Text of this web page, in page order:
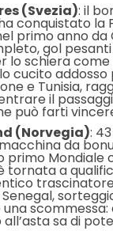
(Svezia): il
conquistato
primo anno da
gol
lo schiera
cucito
e Tunisia,
il
può farti
(Norvegia):
da
primo Mondiale
tornata a
una
sa di